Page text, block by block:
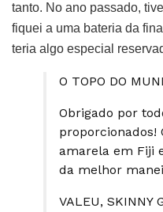
tanto. No ano passado,
fiquei a uma bateria da
teria algo especial
O TOPO DO
Obrigado por
proporcionados!
amarela em Fiji
da melhor
VALEU, SKINNY